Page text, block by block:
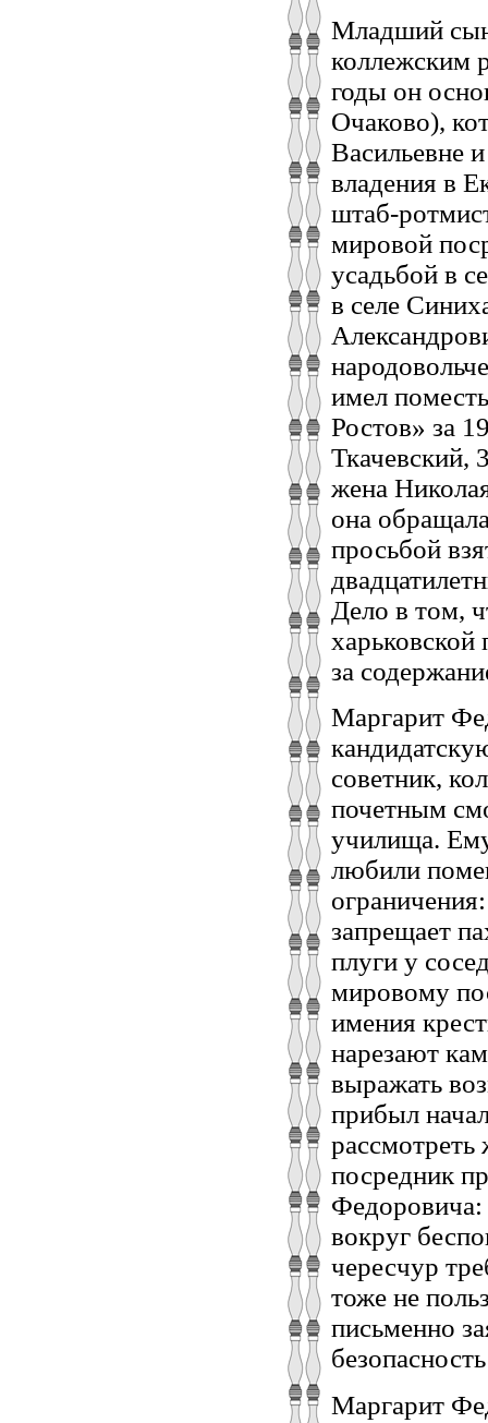
Младший
коллежским
годы он
Очаково),
Васильевне
владения в
штаб-
мировой
усадьбой в
в селе
имел
Ростов» за
Ткачевский,
жена
она
просьбой
Дело в том,
харьковской
за
Маргарит
советник,
почетным
училища.
любили
запрещает
плуги у
мировому
имения
нарезают
выражать
прибыл
посредник
Федоровича:
вокруг
чересчур
тоже не
письменно
Маргарит